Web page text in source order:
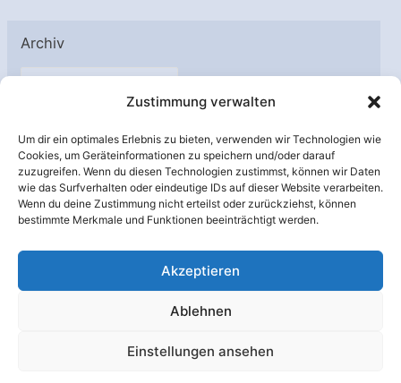
Zustimmung verwalten
Um dir ein optimales Erlebnis zu bieten, verwenden wir Technologien wie
Cookies, um Geräteinformationen zu speichern und/oder darauf
zuzugreifen. Wenn du diesen Technologien zustimmst, können wir Daten
wie das Surfverhalten oder eindeutige IDs auf dieser Website verarbeiten.
Wenn du deine Zustimmung nicht erteilst oder zurückziehst, können
bestimmte Merkmale und Funktionen beeinträchtigt werden.
Akzeptieren
Ablehnen
Einstellungen ansehen
Archiv
A
h
i
v
Unterstützt von: